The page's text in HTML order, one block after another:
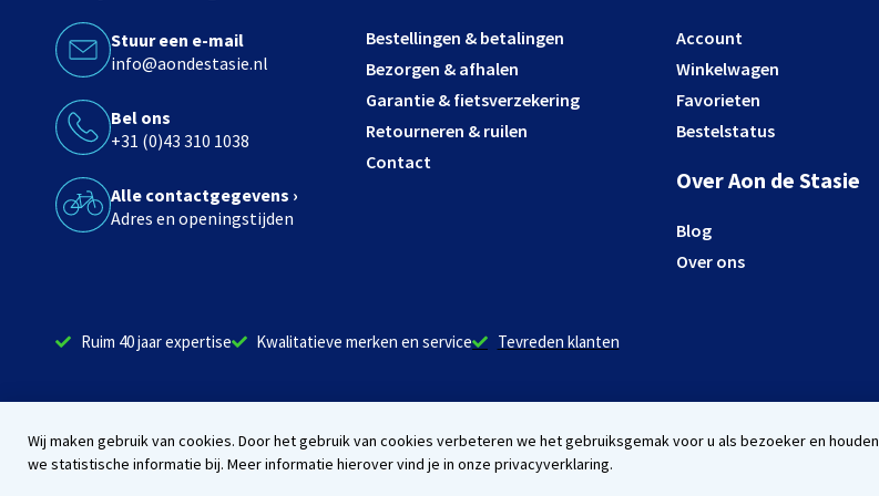
Stuur een e-mail
info@aondestasie.nl
Bel ons
+31 (0)43 310 1038
Alle contactgegevens ›
Adres en openingstijden
Bestellingen & betalingen
Bezorgen & afhalen
Garantie & fietsverzekering
Retourneren & ruilen
Contact
Account
Winkelwagen
Favorieten
Bestelstatus
Over Aon de Stasie
Blog
Over ons
Ruim 40 jaar expertise Kwalitatieve merken en service Tevreden klanten
Wij maken gebruik van cookies. Door het gebruik van cookies verbeteren we het gebruiksgemak voor u als bezoeker en houden
we statistische informatie bij. Meer informatie hierover vind je in onze privacyverklaring.